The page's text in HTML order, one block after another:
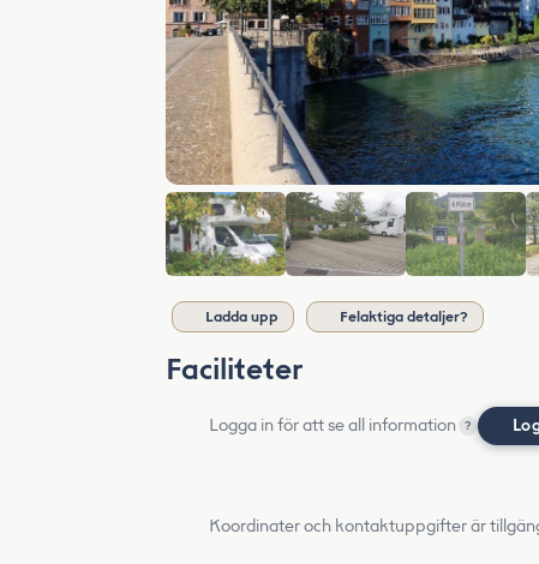
Ladda upp Felaktiga detaljer?
Faciliteter
Logga in för att se all information ?
Koordinater och kontaktuppgifter är